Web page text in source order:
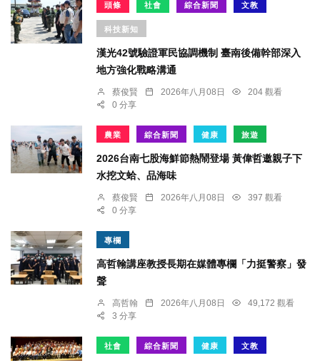
頭條 社會 綜合新聞 文教
科技新知
漢光42號驗證軍民協調機制 臺南後備幹部深入
地方強化戰略溝通
蔡俊賢 2026年八月08日
204 觀看
0 分享
農業 綜合新聞 健康 旅遊
2026台南七股海鮮節熱鬧登場 黃偉哲邀親子下
水挖文蛤、品海味
蔡俊賢 2026年八月08日
397 觀看
0 分享
專欄
高哲翰講座教授長期在媒體專欄「力挺警察」發
聲
高哲翰 2026年八月08日
49,172 觀看
3 分享
社會 綜合新聞 健康 文教